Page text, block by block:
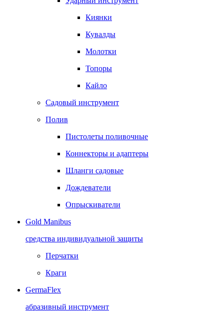
Киянки
Кувалды
Молотки
Топоры
Кайло
Садовый инструмент
Полив
Пистолеты поливочные
Коннекторы и адаптеры
Шланги садовые
Дождеватели
Опрыскиватели
Gold Manibus
средства индивидуальной защиты
Перчатки
Краги
GermaFlex
абразивный инструмент